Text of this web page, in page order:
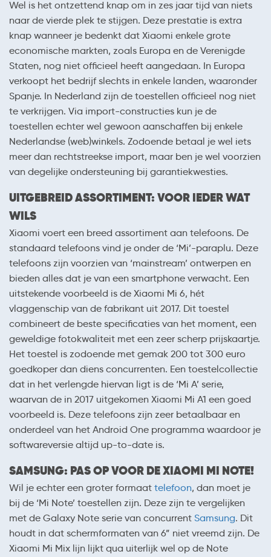
Wel is het ontzettend knap om in zes jaar tijd van niets
naar de vierde plek te stijgen. Deze prestatie is extra
knap wanneer je bedenkt dat Xiaomi enkele grote
economische markten, zoals Europa en de Verenigde
Staten, nog niet officieel heeft aangedaan. In Europa
verkoopt het bedrijf slechts in enkele landen, waaronder
Spanje. In Nederland zijn de toestellen officieel nog niet
te verkrijgen. Via import-constructies kun je de
toestellen echter wel gewoon aanschaffen bij enkele
Nederlandse (web)winkels. Zodoende betaal je wel iets
meer dan rechtstreekse import, maar ben je wel voorzien
van degelijke ondersteuning bij garantiekwesties.
UITGEBREID ASSORTIMENT: VOOR IEDER WAT
WILS
Xiaomi voert een breed assortiment aan telefoons. De
standaard telefoons vind je onder de ‘Mi’-paraplu. Deze
telefoons zijn voorzien van ‘mainstream’ ontwerpen en
bieden alles dat je van een smartphone verwacht. Een
uitstekende voorbeeld is de Xiaomi Mi 6, hét
vlaggenschip van de fabrikant uit 2017. Dit toestel
combineert de beste specificaties van het moment, een
geweldige fotokwaliteit met een zeer scherp prijskaartje.
Het toestel is zodoende met gemak 200 tot 300 euro
goedkoper dan diens concurrenten. Een toestelcollectie
dat in het verlengde hiervan ligt is de ‘Mi A’ serie,
waarvan de in 2017 uitgekomen Xiaomi Mi A1 een goed
voorbeeld is. Deze telefoons zijn zeer betaalbaar en
onderdeel van het Android One programma waardoor je
softwareversie altijd up-to-date is.
SAMSUNG: PAS OP VOOR DE XIAOMI MI NOTE!
Wil je echter een groter formaat telefoon, dan moet je
bij de ‘Mi Note’ toestellen zijn. Deze zijn te vergelijken
met de Galaxy Note serie van concurrent Samsung. Dit
houdt in dat schermformaten van 6” niet vreemd zijn. De
Xiaomi Mi Mix lijn lijkt qua uiterlijk wel op de Note